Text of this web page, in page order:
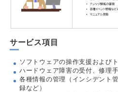
サービス項目
ソフトウェアの操作支援および
ハードウェア障害の受付、修理
各種情報の管理（インシデント
録など）